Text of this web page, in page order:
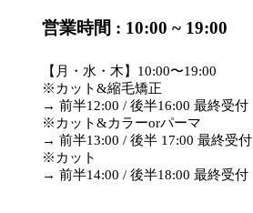
営業時間 : 10:00 ~ 19:00
【月・水・木】10:00〜19:00
※カット&縮毛矯正
→ 前半12:00 / 後半16:00 最終受付
※カット&カラーorパーマ
→ 前半13:00 / 後半 17:00 最終受付
※カット
→ 前半14:00 / 後半18:00 最終受付